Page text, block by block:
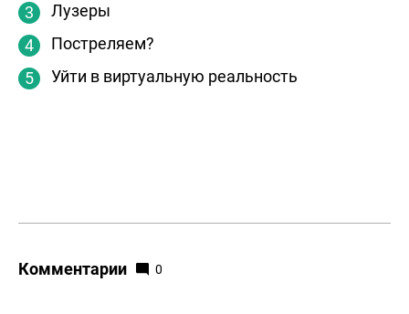
Лузеры
Постреляем?
Уйти в виртуальную реальность
Комментарии 0